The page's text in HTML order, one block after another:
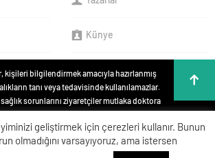
Künye
kişileri bilgilendirmek amacıyla hazırlanmış
tanı veya tedavisinde kullanılamazlar.
sorunlarını ziyaretçiler mutlaka doktora
yer alan bilgiler hiç bir zaman hekim
yerini alamaz. Site içeriği kişisel
seçimi için değerlendirilemez. Anlatılan tüm
geliştirmek için çerezleri kullanır. Bunun
olmadığını varsayıyoruz, ama istersen